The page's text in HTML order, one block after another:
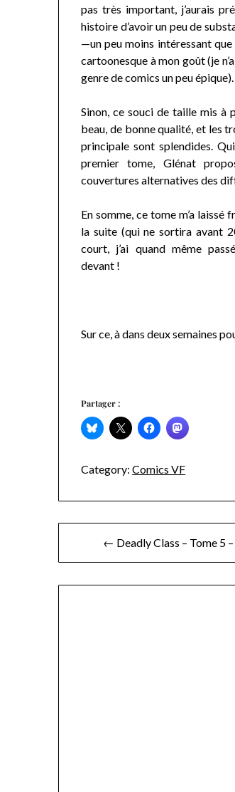
pas très important, j’aurais
histoire d’avoir un peu de
—un peu moins intéressant
cartoonesque à mon goût (je
genre de comics un peu épique).
Sinon, ce souci de taille mis à
beau, de bonne qualité, et les
principale sont splendides.
premier tome, Glénat
couvertures alternatives des
En somme, ce tome m’a
la suite (qui ne sortira avant
court, j’ai quand même
devant !
Sur ce, à dans deux semaines
Partager :
Category: Comics VF
Navigation
de
l’article
← Deadly Class – Tome 5